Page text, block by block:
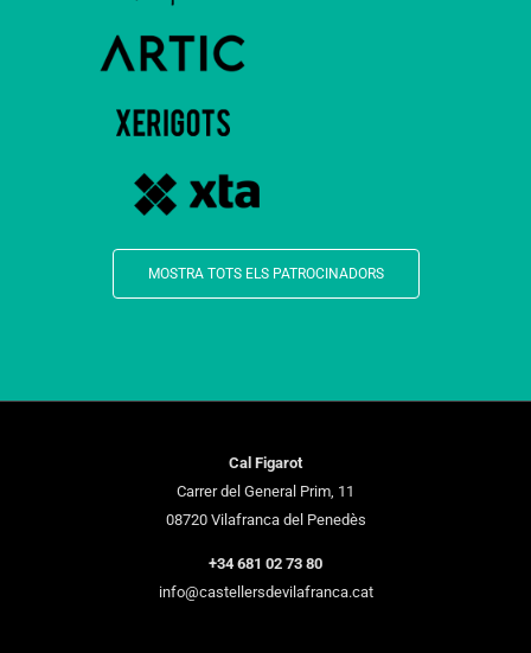
MOSTRA TOTS ELS PATROCINADORS
Cal Figarot
Carrer del General Prim, 11
08720 Vilafranca del Penedès
+34 681 02 73 80
info@castellersdevilafranca.cat